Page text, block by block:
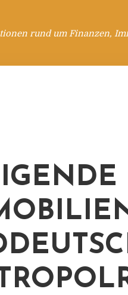
rund um Finanzen,